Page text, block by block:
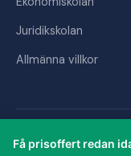
Juridikskolan
Allmänna villkor
© 2026 Sveago AB.
Få prisoffert redan